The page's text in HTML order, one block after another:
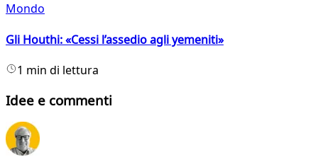
Mondo
Gli Houthi: «Cessi l’assedio agli yemeniti»
1 min di lettura
Idee e commenti